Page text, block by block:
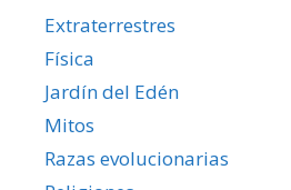
Extraterrestres
Física
Jardín del Edén
Mitos
Razas evolucionarias